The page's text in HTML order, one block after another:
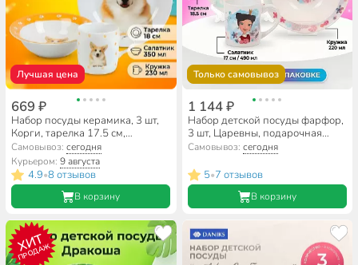
Лучшая цена
669 ₽
Набор посуды керамика, 3 шт,
Корги, тарелка 17.5 см,
салатник 15 см, кружка 230 мл,
Daniks, C1008
Самовывоз:сегодня
Курьером:9 августа
4.9•8 отзывов
В корзину
Только самовывоз
1 144 ₽
Набор детской посуды фарфор,
3 шт, Царевны, подарочная
упаковка, ND Play, 309964
Самовывоз: сегодня
5•7 отзывов
В корзину
ХИТ
ПРОДАЖ